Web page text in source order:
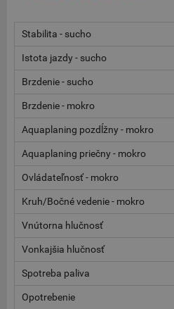
Stabilita - sucho
Istota jazdy - sucho
Brzdenie - sucho
Brzdenie - mokro
Aquaplaning pozdĺžny - mokro
Aquaplaning priečny - mokro
Ovládateľnosť - mokro
Kruh/Bočné vedenie - mokro
Vnútorna hlučnosť
Vonkajšia hlučnosť
Spotreba paliva
Opotrebenie